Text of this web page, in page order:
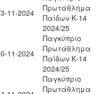
11-2024
Πρωτάθλημα
Παίδων Κ-14
2024/25
11-2024
Παγκύπριο
Πρωτάθλημα
Παίδων Κ-14
2024/25
Παγκύπριο
Πρωτάθλημα